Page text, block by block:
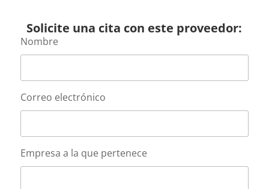
Solicite una cita con este proveedor:
Nombre
Correo electrónico
Empresa a la que pertenece